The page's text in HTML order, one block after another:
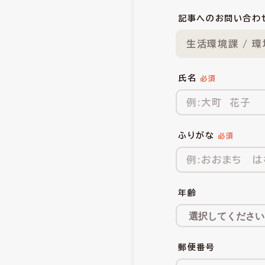
記事へのお問い合わ
生活環境課 / 環
氏名
ふりがな
年齢
郵便番号